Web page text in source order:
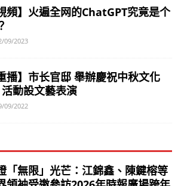
視頻】火遍全网的ChatGPT究竟是个
09/2023
重播】市长官邸 舉辦慶祝中秋文化
動設文藝表演
09/2022
「無限」光芒：江錦鑫、陳鍵榕等